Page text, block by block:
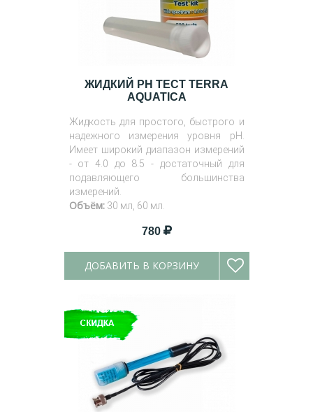
ЖИДКИЙ PH ТЕСТ TERRA
AQUATICA
Жидкость для простого, быстрого и
надежного измерения уровня pH.
Имеет широкий диапазон измерений
- от 4.0 до 8.5 - достаточный для
подавляющего большинства
измерений.
Объём:30 мл, 60 мл.
780
ДОБАВИТЬ В КОРЗИНУ